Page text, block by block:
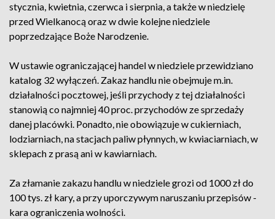
stycznia, kwietnia, czerwca i sierpnia, a także w niedzielę
przed Wielkanocą oraz w dwie kolejne niedziele
poprzedzające Boże Narodzenie.
W ustawie ograniczającej handel w niedziele przewidziano
katalog 32 wyłączeń. Zakaz handlu nie obejmuje m.in.
działalności pocztowej, jeśli przychody z tej działalności
stanowią co najmniej 40 proc. przychodów ze sprzedaży
danej placówki. Ponadto, nie obowiązuje w cukierniach,
lodziarniach, na stacjach paliw płynnych, w kwiaciarniach, w
sklepach z prasą ani w kawiarniach.
Za złamanie zakazu handlu w niedziele grozi od 1000 zł do
100 tys. zł kary, a przy uporczywym naruszaniu przepisów -
kara ograniczenia wolności.